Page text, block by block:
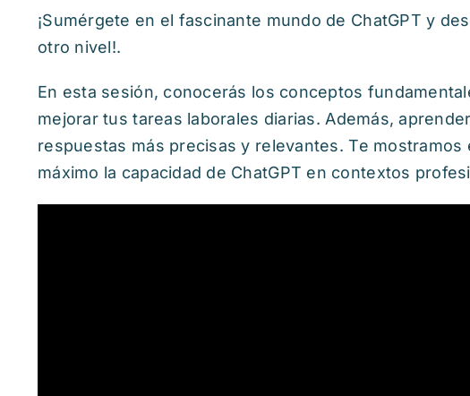
¡Sumérgete en el fascinante mundo de ChatGPT y
otro nivel!.
En esta sesión, conocerás los conceptos
mejorar tus tareas laborales diarias. Además,
respuestas más precisas y relevantes. Te
máximo la capacidad de ChatGPT en contextos